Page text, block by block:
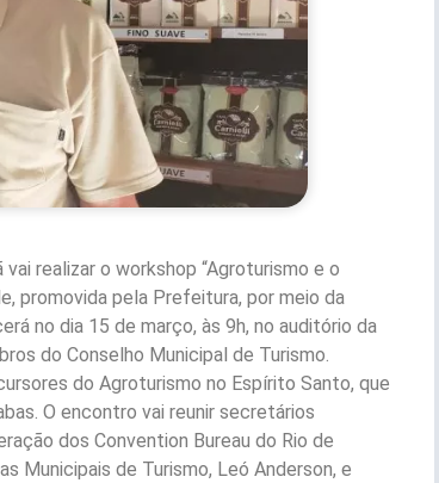
realizar o workshop “Agroturismo e o
promovida pela Prefeitura, por meio da
no dia 15 de março, às 9h, no auditório da
do Conselho Municipal de Turismo.
do Agroturismo no Espírito Santo, que
O encontro vai reunir secretários
dos Convention Bureau do Rio de
Municipais de Turismo, Leó Anderson, e